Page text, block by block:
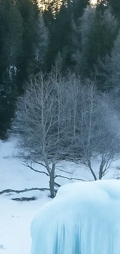
, Natur, Urlaub
Martelltal
Martelltal im Vinschgau
jeder Jahreszeit Das